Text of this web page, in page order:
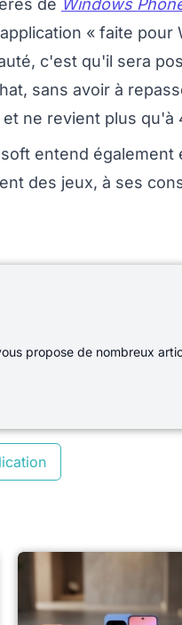
de Windows
« faite
c'est qu'il sera
sans avoir à
ne revient plus qu'à
entend
des jeux, à ses
propose de nombreux